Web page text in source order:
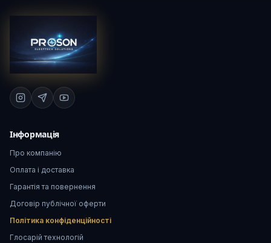
Інформація
Про компанію
Оплата і доставка
Гарантія та повернення
Договір публічної оферти
Політика конфіденційності
Глосарій технологій